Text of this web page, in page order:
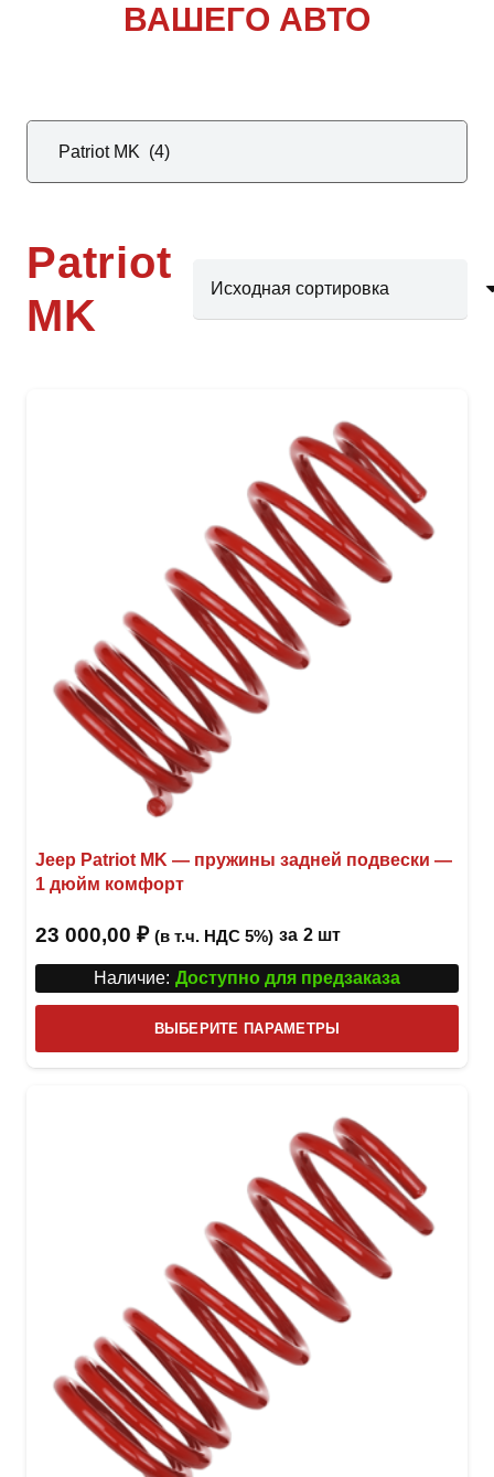
ВАШЕГО АВТО
Patriot
MK
Jeep Patriot MK — пружины задней подвески —
1 дюйм комфорт
23 000,00 ₽ (в т.ч. НДС 5%) за 2 шт
Наличие: Доступно для предзаказа
ВЫБЕРИТЕ ПАРАМЕТРЫ
товар